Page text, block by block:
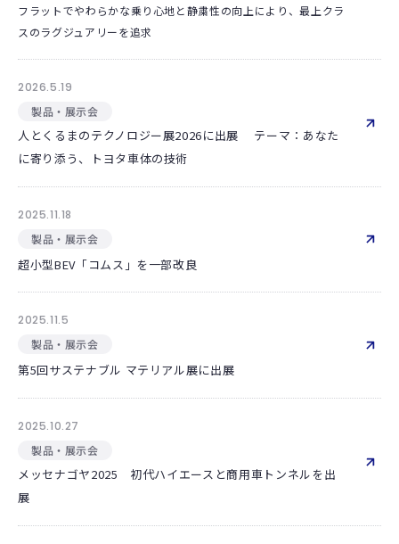
フラットでやわらかな乗り心地と静粛性の向上により、最上クラ
スのラグジュアリーを追求
2026.5.19
製品・展示会
人とくるまのテクノロジー展2026に出展 テーマ：あなた
に寄り添う、トヨタ車体の技術
2025.11.18
製品・展示会
超小型BEV「コムス」を一部改良
2025.11.5
製品・展示会
第5回サステナブル マテリアル展に出展
2025.10.27
製品・展示会
メッセナゴヤ2025 初代ハイエースと商用車トンネルを出
展